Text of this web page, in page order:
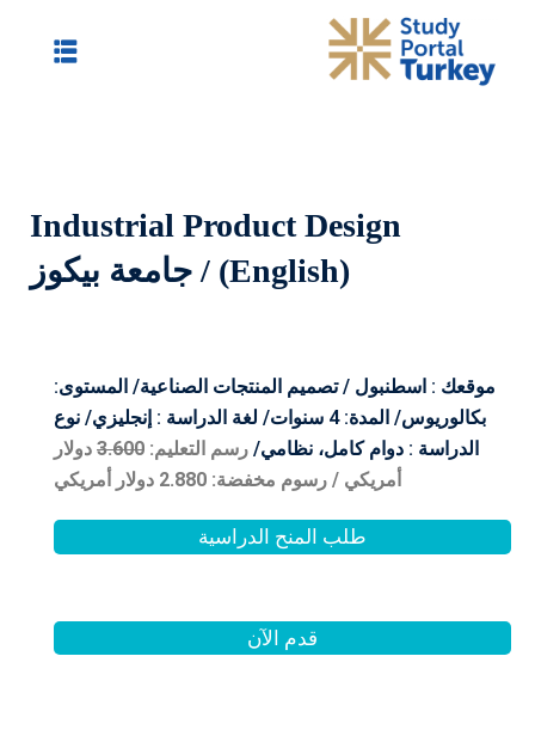
Industrial
الصناعية/ المستوى:
المدة: 4 سنوات/ لغة الدراسة : إنجليزي/ نوع
رسم التعليم:3.600دولار
دولار أمريكي